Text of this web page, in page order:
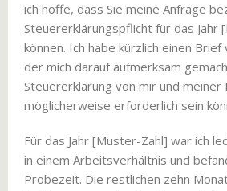
ich hoffe, dass Sie meine Anfrage
Steuererklärungspflicht für das Jahr
können. Ich habe kürzlich einen
der mich darauf aufmerksam
Steuererklärung von mir und meiner
möglicherweise erforderlich sein
Für das Jahr [Muster-Zahl] war ich
in einem Arbeitsverhältnis und
Probezeit. Die restlichen zehn